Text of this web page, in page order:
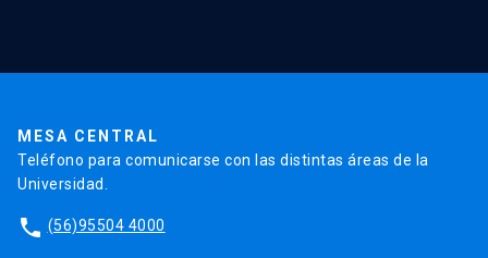
Admisión
MESA CENTRAL
Teléfono para comunicarse con las distintas áreas de la
Universidad.
phone (56)95504 4000